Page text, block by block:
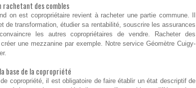
rachetant des combles
on est copropriétaire revient à racheter une partie commune. Il
de transformation, étudier sa rentabilité, souscrire les assurances
les autres copropriétaires de vendre. Racheter des
une mezzanine par exemple. Notre service Géomètre Cuigy-
base de la copropriété
copropriété, il est obligatoire de faire établir un état descriptif de